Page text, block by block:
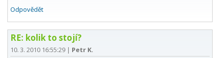
Odpovědět
RE: kolik to stojí?
10. 3. 2010 16:55:29 | Petr K.